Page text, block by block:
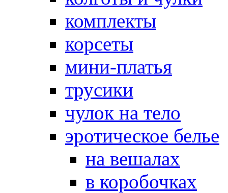
комплекты
корсеты
мини-платья
трусики
чулок на тело
эротическое белье
на вешалах
в коробочках